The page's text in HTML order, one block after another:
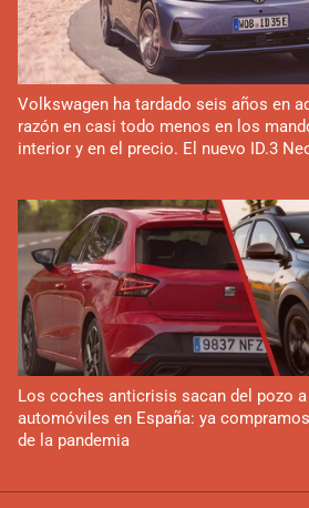
Volkswagen ha tardado seis años en
razón en casi todo menos en los
interior y en el precio. El nuevo ID.3
Los coches anticrisis sacan del pozo
automóviles en España: ya
de la pandemia